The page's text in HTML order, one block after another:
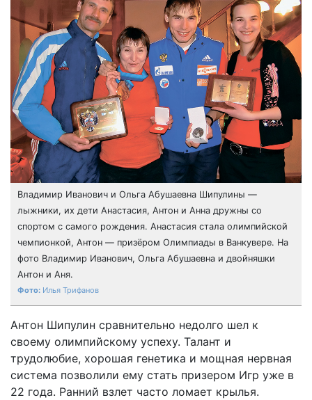
Владимир Иванович и Ольга Абушаевна Шипулины —
лыжники, их дети Анастасия, Антон и Анна дружны со
спортом с самого рождения. Анастасия стала олимпийской
чемпионкой, Антон — призёром Олимпиады в Ванкувере. На
фото Владимир Иванович, Ольга Абушаевна и двойняшки
Антон и Аня.
Илья Трифанов
Антон Шипулин сравнительно недолго шел к
своему олимпийскому успеху. Талант и
трудолюбие, хорошая генетика и мощная нервная
система позволили ему стать призером Игр уже в
22 года. Ранний взлет часто ломает крылья.